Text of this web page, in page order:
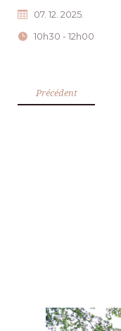
07. 12. 2025.
10h30 - 12h00
Précédent